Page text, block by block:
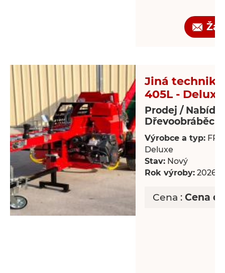
Jiná technika
405L - Deluxe
Prodej /
Dřevoobráběcí
Výrobce a typ: FP-
Deluxe
Stav: Nový
Rok výroby: 2026
Cena : Cena